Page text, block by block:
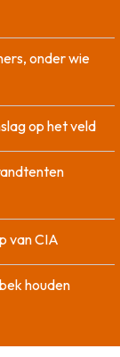
onder wie
op het veld
van CIA
houden